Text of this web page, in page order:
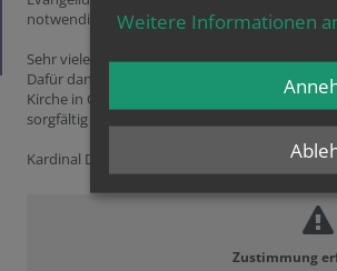
notwendig.
Sehr viele Katholikinnen und Katholiken
Dafür danke ich an dieser Stelle herzlich. Ich
Kirche in Österreich mit den
sorgfältig
Kardinal Dr. Christoph Schönborn
Zustimmung
Weitere Informationen